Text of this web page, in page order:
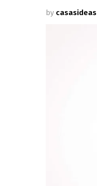
by casasideas